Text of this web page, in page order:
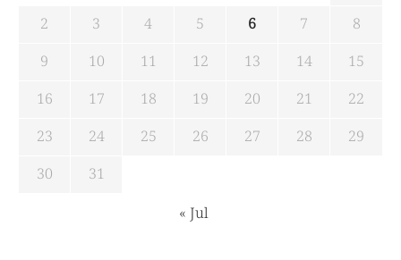
2
3 4 5 6 7
8
9
10 11 12 13 14
15
16
17 18 19 20 21
22
23
24 25 26 27 28
29
30
31
« Jul